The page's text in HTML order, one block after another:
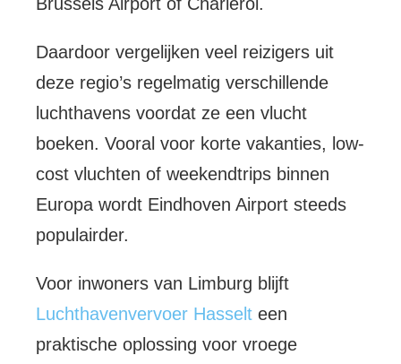
Daardoor vergelijken veel reizigers uit
deze regio’s regelmatig verschillende
luchthavens voordat ze een vlucht
boeken. Vooral voor korte vakanties, low-
cost vluchten of weekendtrips binnen
Europa wordt Eindhoven Airport steeds
populairder.
Voor inwoners van Limburg blijft
Luchthavenvervoer Hasselteen
praktische oplossing voor vroege